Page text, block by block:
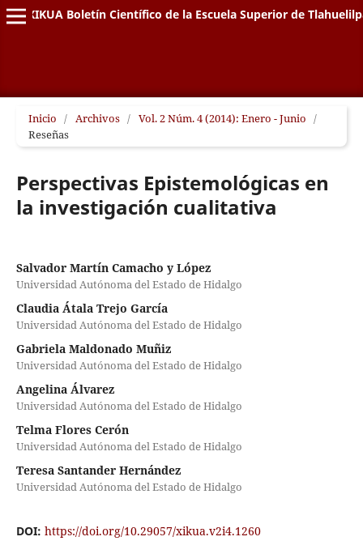
XIKUA Boletín Científico de la Escuela Superior de
Inicio / Archivos / Vol. 2 Núm. 4 (2014): Enero - Junio /
Reseñas
Perspectivas Epistemológicas en
la investigación cualitativa
Salvador Martín Camacho y López
Universidad Autónoma del Estado de Hidalgo
Claudia Átala Trejo García
Universidad Autónoma del Estado de Hidalgo
Gabriela Maldonado Muñiz
Universidad Autónoma del Estado de Hidalgo
Angelina Álvarez
Universidad Autónoma del Estado de Hidalgo
Telma Flores Cerón
Universidad Autónoma del Estado de Hidalgo
Teresa Santander Hernández
Universidad Autónoma del Estado de Hidalgo
DOI: https://doi.org/10.29057/xikua.v2i4.1260